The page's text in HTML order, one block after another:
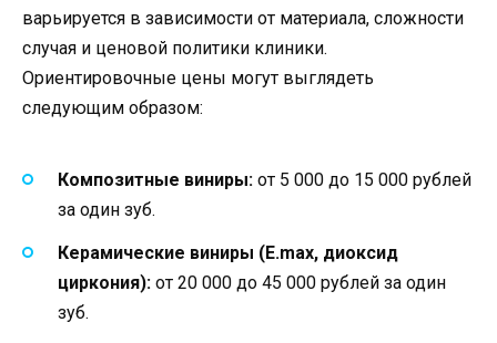
варьируется в зависимости от материала, сложности
случая и ценовой политики клиники.
Ориентировочные цены могут выглядеть
следующим образом:
Композитные виниры: от 5 000 до 15 000 рублей
за один зуб.
Керамические виниры (E.max, диоксид
циркония): от 20 000 до 45 000 рублей за один
зуб.